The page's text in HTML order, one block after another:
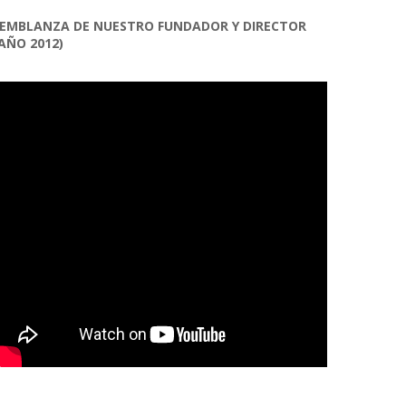
DE NUESTRO FUNDADOR Y DIRECTOR
2012)